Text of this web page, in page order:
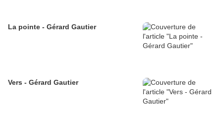
La pointe - Gérard Gautier
Vers - Gérard Gautier